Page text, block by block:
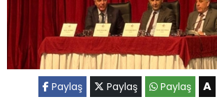
Paylaş Paylaş Paylaş A